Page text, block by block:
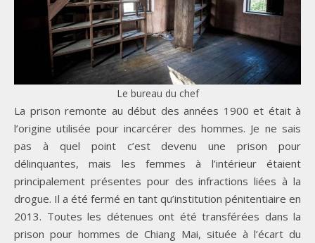
Le bureau du chef
La prison remonte au début des années 1900 et était à
l’origine utilisée pour incarcérer des hommes. Je ne sais
pas à quel point c’est devenu une prison pour
délinquantes, mais les femmes à l’intérieur étaient
principalement présentes pour des infractions liées à la
drogue. Il a été fermé en tant qu’institution pénitentiaire en
2013. Toutes les détenues ont été transférées dans la
prison pour hommes de Chiang Mai, située à l’écart du